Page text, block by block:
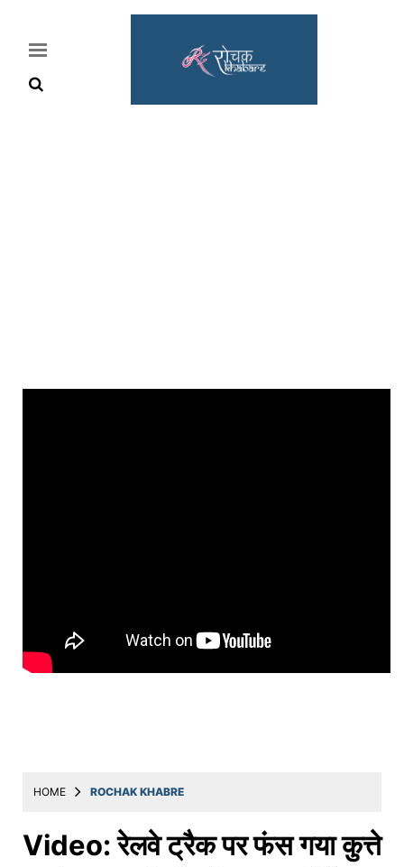
ट्रॅव्हल
खाना
HOME ROCHAK KHABRE
Video: रेलवे ट्रैक पर फंस गया कुत्ते